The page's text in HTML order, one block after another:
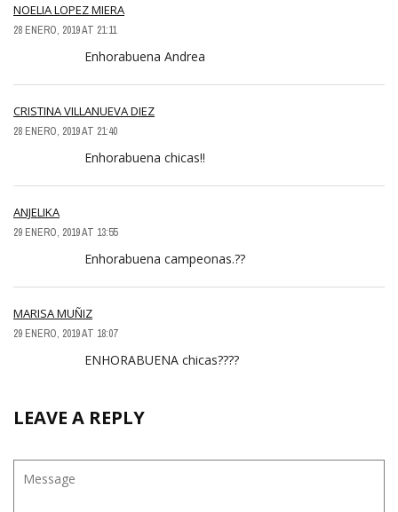
NOELIA LOPEZ MIERA
28 ENERO, 2019 AT 21:11
Enhorabuena Andrea
CRISTINA VILLANUEVA DIEZ
28 ENERO, 2019 AT 21:40
Enhorabuena chicas!!
ANJELIKA
29 ENERO, 2019 AT 13:55
Enhorabuena campeonas.??
MARISA MUÑIZ
29 ENERO, 2019 AT 18:07
ENHORABUENA chicas????
LEAVE A REPLY